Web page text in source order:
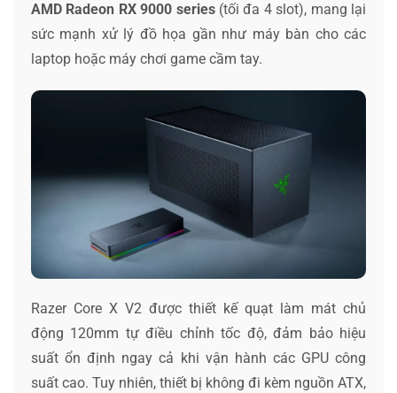
AMD Radeon RX 9000 series(tối đa 4 slot), mang lại
sức mạnh xử lý đồ họa gần như máy bàn cho các
laptop hoặc máy chơi game cầm tay.
Razer Core X V2 được thiết kế quạt làm mát chủ
động 120mm tự điều chỉnh tốc độ, đảm bảo hiệu
suất ổn định ngay cả khi vận hành các GPU công
suất cao. Tuy nhiên, thiết bị không đi kèm nguồn ATX,